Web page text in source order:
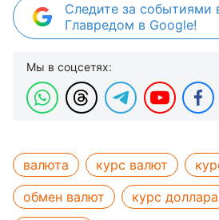
Следите за событиями
Главредом в Google!
Мы в соцсетях:
валюта курс валют
обмен валют
курс доллара